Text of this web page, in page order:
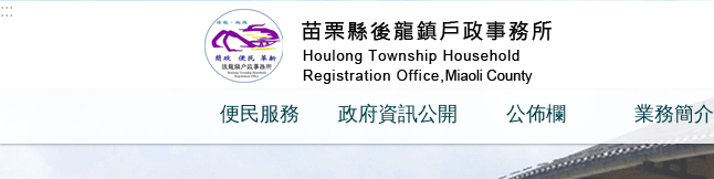
跳到主要內容區塊
:::
便民服務 政府資訊公開 公佈欄 業務簡介